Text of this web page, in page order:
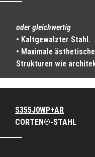
oder gleichwertig
• Kaltgewalzter Stahl.
• Maximale
Strukturen wie
S355J0WP+AR
CORTEN®-STAHL